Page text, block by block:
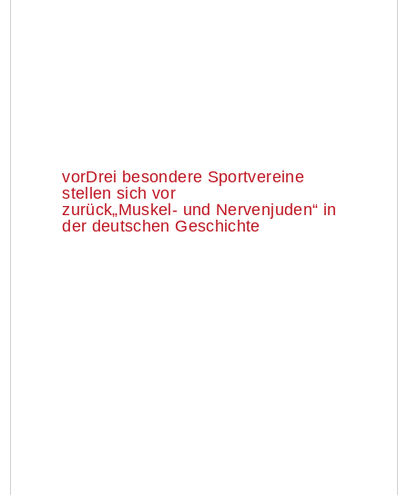
vorDrei besondere Sportvereine
stellen sich vor
zurück„Muskel- und Nervenjuden“ in
der deutschen Geschichte